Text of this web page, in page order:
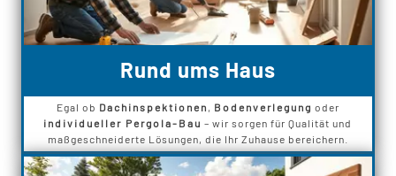
Rund ums Haus
Egal ob Dachinspektionen Bodenverlegung oder
individueller Pergola-Bau – wir sorgen für Qualität und
maßgeschneiderte Lösungen, die Ihr Zuhause bereichern.